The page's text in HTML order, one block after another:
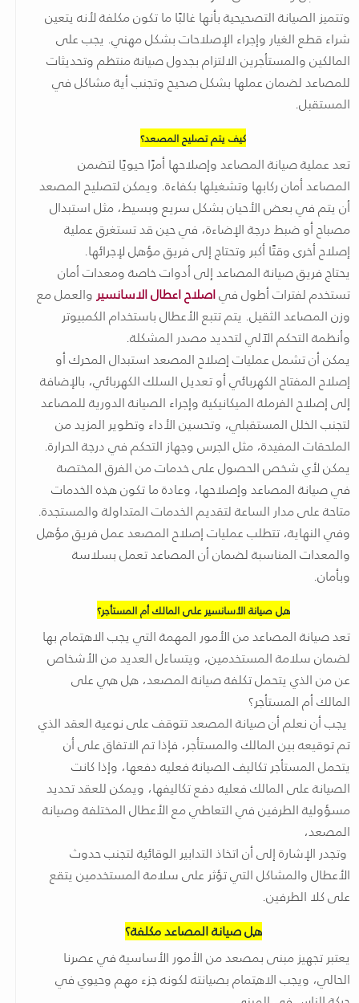
وتتميز الصيانة التصحيحية بأنها غالبًا ما تكون مكلفة لأنه يتعين
شراء قطع الغيار وإجراء الإصلاحات بشكل مهني. يجب على
المالكين والمستأجرين الالتزام بجدول صيانة منتظم وتحديثات
للمصاعد لضمان عملها بشكل صحيح وتجنب أية مشاكل في
المستقبل.
كيف يتم تصليح المصعد؟
تعد عملية صيانة المصاعد وإصلاحها أمرًا حيويًا لتضمن
المصاعد أمان ركابها وتشغيلها بكفاءة. ويمكن لتصليح المصعد
أن يتم في بعض الأحيان بشكل سريع وبسيط، مثل استبدال
مصباح أو ضبط درجة الإضاءة، في حين قد تستغرق عملية
إصلاح أخرى وقتًا أكبر وتحتاج إلى فريق مؤهل لإجرائها.
يحتاج فريق صيانة المصاعد إلى أدوات خاصة ومعدات أمان
تستخدم لفترات أطول فياصلاح اعطال الاسانسيروالعمل مع
وزن المصاعد الثقيل. يتم تتبع الأعطال باستخدام الكمبيوتر
وأنظمة التحكم الآلي لتحديد مصدر المشكلة.
يمكن أن تشمل عمليات إصلاح المصعد استبدال المحرك أو
إصلاح المفتاح الكهربائي أو تعديل السلك الكهربائي، بالإضافة
إلى إصلاح الفرملة الميكانيكية وإجراء الصيانة الدورية للمصاعد
لتجنب الخلل المستقبلي، وتحسين الأداء وتطوير المزيد من
الملحقات المفيدة، مثل الجرس وجهاز التحكم في درجة الحرارة.
يمكن لأي شخص الحصول على خدمات من الفرق المختصة
في صيانة المصاعد وإصلاحها، وعادة ما تكون هذه الخدمات
متاحة على مدار الساعة لتقديم الخدمات المتداولة والمستجدة.
وفي النهاية، تتطلب عمليات إصلاح المصعد عمل فريق مؤهل
والمعدات المناسبة لضمان أن المصاعد تعمل بسلاسة
وبأمان.
هل صيانة الأسانسير على المالك أم المستأجر؟
تعد صيانة المصاعد من الأمور المهمة التي يجب الاهتمام بها
لضمان سلامة المستخدمين، ويتساءل العديد من الأشخاص
عن من الذي يتحمل تكلفة صيانة المصعد، هل هي على
المالك أم المستأجر؟
يجب أن نعلم أن صيانة المصعد تتوقف على نوعية العقد الذي
تم توقيعه بين المالك والمستأجر، فإذا تم الاتفاق على أن
يتحمل المستأجر تكاليف الصيانة فعليه دفعها، وإذا كانت
الصيانة على المالك فعليه دفع تكاليفها، ويمكن للعقد تحديد
مسؤولية الطرفين في التعاطي مع الأعطال المختلفة وصيانة
المصعد،
وتجدر الإشارة إلى أن اتخاذ التدابير الوقائية لتجنب حدوث
الأعطال والمشاكل التي تؤثر على سلامة المستخدمين يتقع
على كلا الطرفين.
هل صيانة المصاعد مكلفة؟
يعتبر تجهيز مبنى بمصعد من الأمور الأساسية في عصرنا
الحالي، ويجب الاهتمام بصيانته لكونه جزء مهم وحيوي في